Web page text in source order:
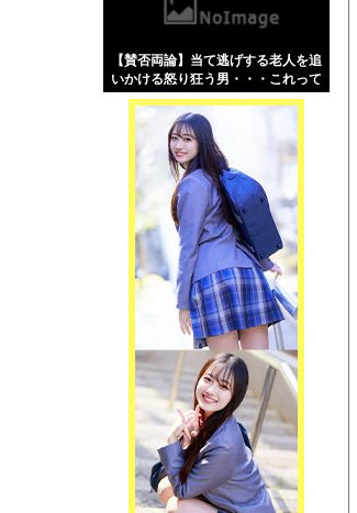
【賛否両論】当て逃げする老人を追
いかける怒り狂う男・・・これって
どうなん？